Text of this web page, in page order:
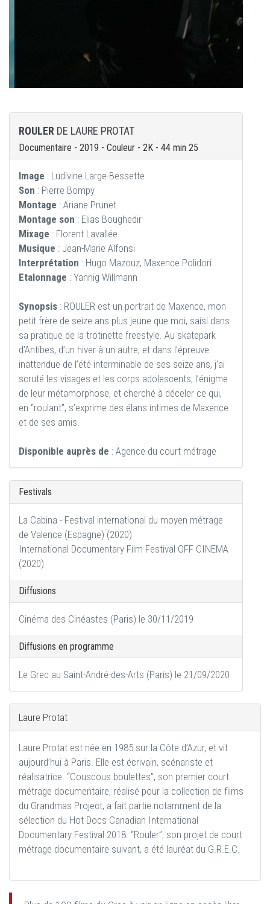
ROULER DE LAURE PROTAT
Documentaire - 2019 - Couleur - 2K - 44 min 25
Image : Ludivine Large-Bessette
Son : Pierre Bompy
Montage : Ariane Prunet
Montage son : Elias Boughedir
Mixage : Florent Lavallée
Musique : Jean-Marie Alfonsi
Interprétation : Hugo Mazouz, Maxence Polidori
Etalonnage : Yannig Willmann
Synopsis : ROULER est un portrait de Maxence, mon
petit frère de seize ans plus jeune que moi, saisi dans
sa pratique de la trotinette freestyle. Au skatepark
d’Antibes, d’un hiver à un autre, et dans l’épreuve
inattendue de l’été interminable de ses seize ans, j’ai
scruté les visages et les corps adolescents, l’énigme
de leur métamorphose, et cherché à déceler ce qui,
en “roulant”, s’exprime des élans intimes de Maxence
et de ses amis.
Disponible auprès de : Agence du court métrage
Festivals
La Cabina - Festival international du moyen métrage
de Valence (Espagne) (2020)
International Documentary Film Festival OFF CINEMA
(2020)
Diffusions
Cinéma des Cinéastes (Paris) le 30/11/2019
Diffusions en programme
Le Grec au Saint-André-des-Arts (Paris) le 21/09/2020
Laure Protat
Laure Protat est née en 1985 sur la Côte d’Azur, et vit
aujourd’hui à Paris. Elle est écrivain, scénariste et
réalisatrice. “Couscous boulettes”, son premier court
métrage documentaire, réalisé pour la collection de films
du Grandmas Project, a fait partie notamment de la
sélection du Hot Docs Canadian International
Documentary Festival 2018. “Rouler”, son projet de court
métrage documentaire suivant, a été lauréat du G.R.E.C.